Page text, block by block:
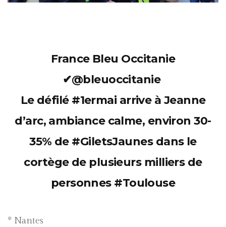
France Bleu Occitanie
✔@bleuoccitanie
Le défilé #1ermai arrive à Jeanne
d’arc, ambiance calme, environ 30-
35% de #GiletsJaunesdans le
cortège de plusieurs milliers de
personnes #Toulouse
* Nantes